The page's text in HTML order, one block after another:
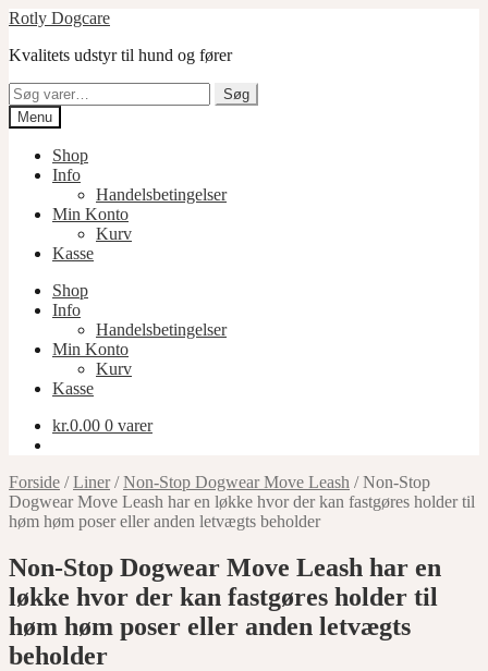
Spring
navigation
Spring
indhold
Rotly Dogcare
Kvalitets udstyr til hund og fører
Søg
efter:
Søg
Menu
Shop
Info
Handelsbetingelser
Min Konto
Kurv
Kasse
Shop
Info
Handelsbetingelser
Min Konto
Kurv
Kasse
kr.0.00 0 varer
Forside /Liner/Non-Stop Dogwear Move Leash /Non-Stop
Dogwear Move Leash har en løkke hvor der kan fastgøres holder til
høm høm poser eller anden letvægts beholder
Non-Stop Dogwear Move Leash har en
løkke hvor der kan fastgøres holder til
høm høm poser eller anden letvægts
beholder